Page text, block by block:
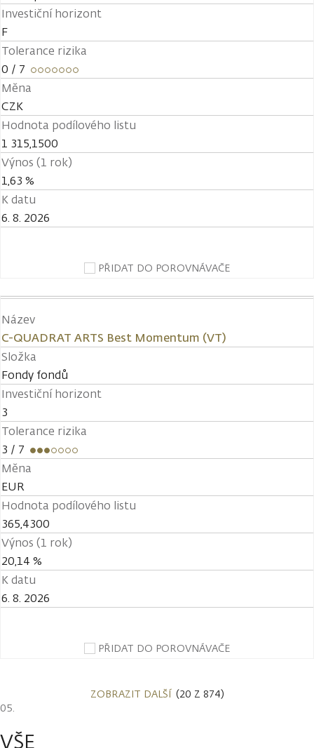
Investiční horizont
F
Tolerance rizika
0 / 7
Měna
CZK
Hodnota podílového listu
1 315,1500
Výnos (1 rok)
1,63 %
K datu
6. 8. 2026
PŘIDAT DO POROVNÁVAČE
Název
C-QUADRAT ARTS Best Momentum (VT)
Složka
Fondy fondů
Investiční horizont
3
Tolerance rizika
3 / 7
Měna
EUR
Hodnota podílového listu
365,4300
Výnos (1 rok)
20,14 %
K datu
6. 8. 2026
PŘIDAT DO POROVNÁVAČE
ZOBRAZIT DALŠÍ (20 Z 874)
VŠE